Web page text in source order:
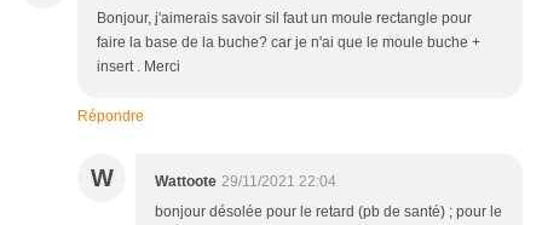
Bonjour, j'aimerais savoir sil faut un moule rectangle pour
faire la base de la buche? car je n'ai que le moule buche +
insert . Merci
Répondre
W Wattoote 29/11/2021 22:04
bonjour désolée pour le retard (pb de santé) ; pour le